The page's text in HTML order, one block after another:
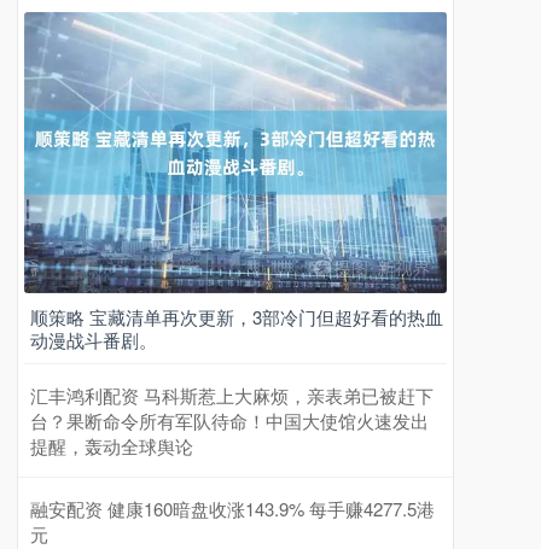
顺策略 宝藏清单再次更新，3部冷门但超好看的热血
动漫战斗番剧。
汇丰鸿利配资 马科斯惹上大麻烦，亲表弟已被赶下
台？果断命令所有军队待命！中国大使馆火速发出
提醒，轰动全球舆论
融安配资 健康160暗盘收涨143.9% 每手赚4277.5港
元